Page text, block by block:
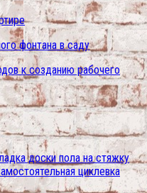
фонтана в саду
к созданию рабочего
доски пола на стяжку
циклевка